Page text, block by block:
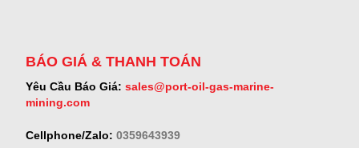
BÁO GIÁ & THANH TOÁN
Yêu Cầu Báo Giá: sales@port-oil-gas-marine-
mining.com
Cellphone/Zalo: 0359643939